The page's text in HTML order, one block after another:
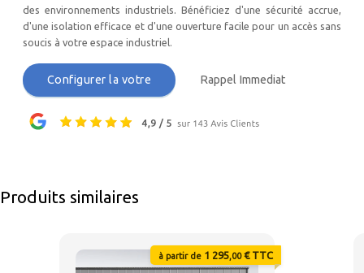
des environnements industriels. Bénéficiez d'une sécurité accrue,
d'une isolation efficace et d'une ouverture facile pour un accès sans
soucis à votre espace industriel.
Configurer la votre Rappel Immediat
Produits similaires
à partir de 1 295,00€ TTC